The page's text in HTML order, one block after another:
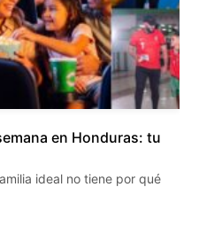
en Honduras: tu
ideal no tiene por qué